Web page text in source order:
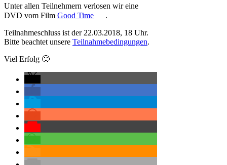
Unter allen Teilnehmern verlosen wir eine
DVD vom Film Good Time
.
Teilnahmeschluss ist der 22.03.2018, 18 Uhr.
Bitte beachtet unsere Teilnahmebedingungen.
Viel Erfolg 🙂